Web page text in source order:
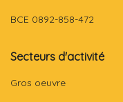
BCE 0892-858-472
Secteurs d'activité
Gros oeuvre